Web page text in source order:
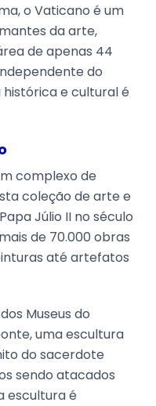
o Vaticano é um
da arte,
de apenas 44
do
e cultural é
complexo de
coleção de arte e
Júlio II no século
de 70.000 obras
até artefatos
Museus do
uma escultura
do sacerdote
sendo atacados
escultura é